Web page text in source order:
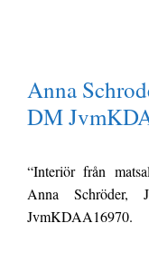
Anna
DM
“Interiör från
Anna Schröder,
JvmKDAA16970.